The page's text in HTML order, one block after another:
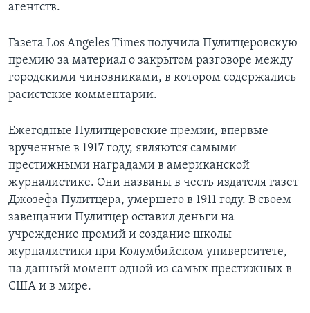
агентств.
Газета Los Angeles Times получила Пулитцеровскую
премию за материал о закрытом разговоре между
городскими чиновниками, в котором содержались
расистские комментарии.
Ежегодные Пулитцеровские премии, впервые
врученные в 1917 году, являются самыми
престижными наградами в американской
журналистике. Они названы в честь издателя газет
Джозефа Пулитцера, умершего в 1911 году. В своем
завещании Пулитцер оставил деньги на
учреждение премий и создание школы
журналистики при Колумбийском университете,
на данный момент одной из самых престижных в
США и в мире.